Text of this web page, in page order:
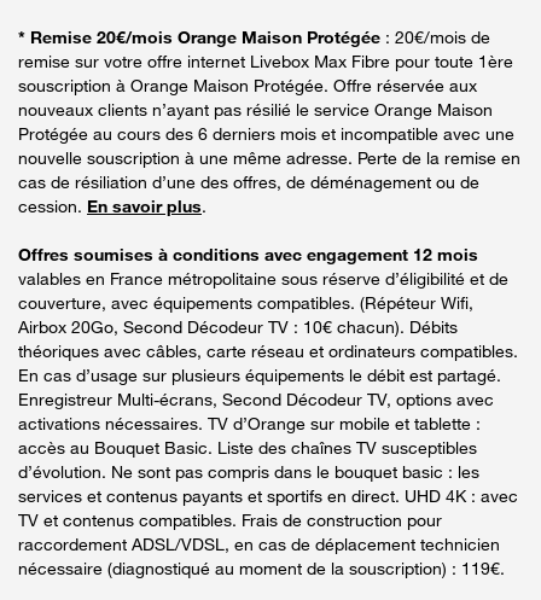
* Remise 20€/mois Orange Maison Protégée : 20€/mois de
remise sur votre offre internet Livebox Max Fibre pour toute 1ère
souscription à Orange Maison Protégée. Offre réservée aux
nouveaux clients n’ayant pas résilié le service Orange Maison
Protégée au cours des 6 derniers mois et incompatible avec une
nouvelle souscription à une même adresse. Perte de la remise en
cas de résiliation d’une des offres, de déménagement ou de
cession. En savoir plus.
Offres soumises à conditions avec engagement 12 mois
valables en France métropolitaine sous réserve d’éligibilité et de
couverture, avec équipements compatibles. (Répéteur Wifi,
Airbox 20Go, Second Décodeur TV : 10€ chacun). Débits
théoriques avec câbles, carte réseau et ordinateurs compatibles.
En cas d’usage sur plusieurs équipements le débit est partagé.
Enregistreur Multi-écrans, Second Décodeur TV, options avec
activations nécessaires. TV d’Orange sur mobile et tablette :
accès au Bouquet Basic. Liste des chaînes TV susceptibles
d’évolution. Ne sont pas compris dans le bouquet basic : les
services et contenus payants et sportifs en direct. UHD 4K : avec
TV et contenus compatibles. Frais de construction pour
raccordement ADSL/VDSL, en cas de déplacement technicien
nécessaire (diagnostiqué au moment de la souscription) : 119€.